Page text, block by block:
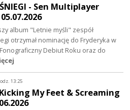
- Sen Multiplayer
album "Letnie myśli" zespół
otrzymał nominację do Fryderyka w
Debiut Roku oraz do
13:25
Kicking My Feet & Screaming